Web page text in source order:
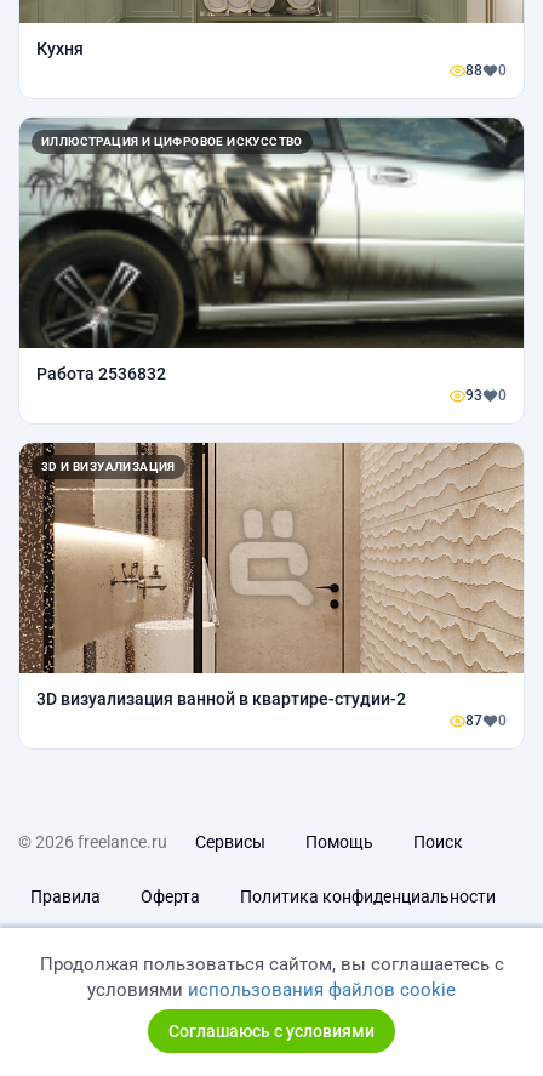
Кухня
88 0
ИЛЛЮСТРАЦИЯ И ЦИФРОВОЕ ИСКУССТВО
Работа 2536832
93 0
3D И ВИЗУАЛИЗАЦИЯ
3D визуализация ванной в квартире-студии-2
87 0
© 2026 freelance.ru Сервисы Помощь Поиск
Правила Оферта Политика конфиденциальности
Продолжая пользоваться сайтом, вы соглашаетесь с
условиями использования файлов cookie
Соглашаюсь с условиями